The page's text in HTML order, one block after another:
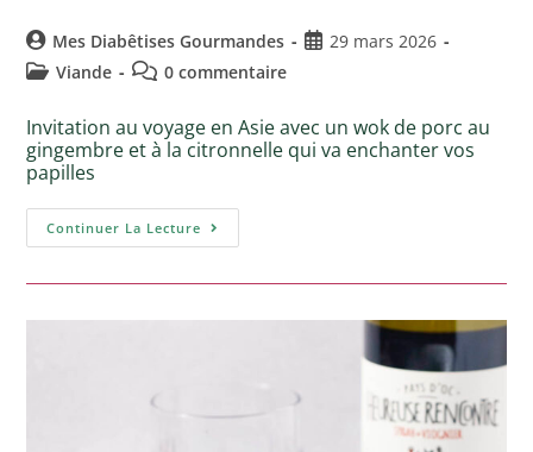
Mes Diabêtises Gourmandes
29 mars 2026
Viande
0 commentaire
Invitation au voyage en Asie avec un wok de porc au
gingembre et à la citronnelle qui va enchanter vos
papilles
Continuer La Lecture